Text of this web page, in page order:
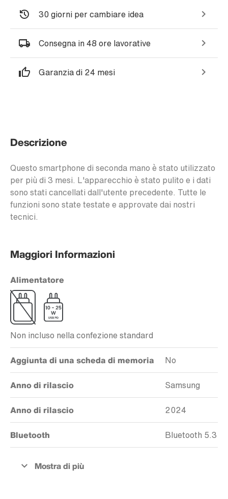
30 giorni per cambiare idea
Consegna in 48 ore lavorative
Garanzia di 24 mesi
Descrizione
Questo smartphone di seconda mano è stato utilizzato
per più di 3 mesi. L'apparecchio è stato pulito e i dati
sono stati cancellati dall'utente precedente. Tutte le
funzioni sono state testate e approvate dai nostri
tecnici.
Maggiori Informazioni
Alimentatore
Non incluso nella confezione standard
Aggiunta di una scheda di memoria No
Anno di rilascio Samsung
Anno di rilascio 2024
Bluetooth Bluetooth 5.3